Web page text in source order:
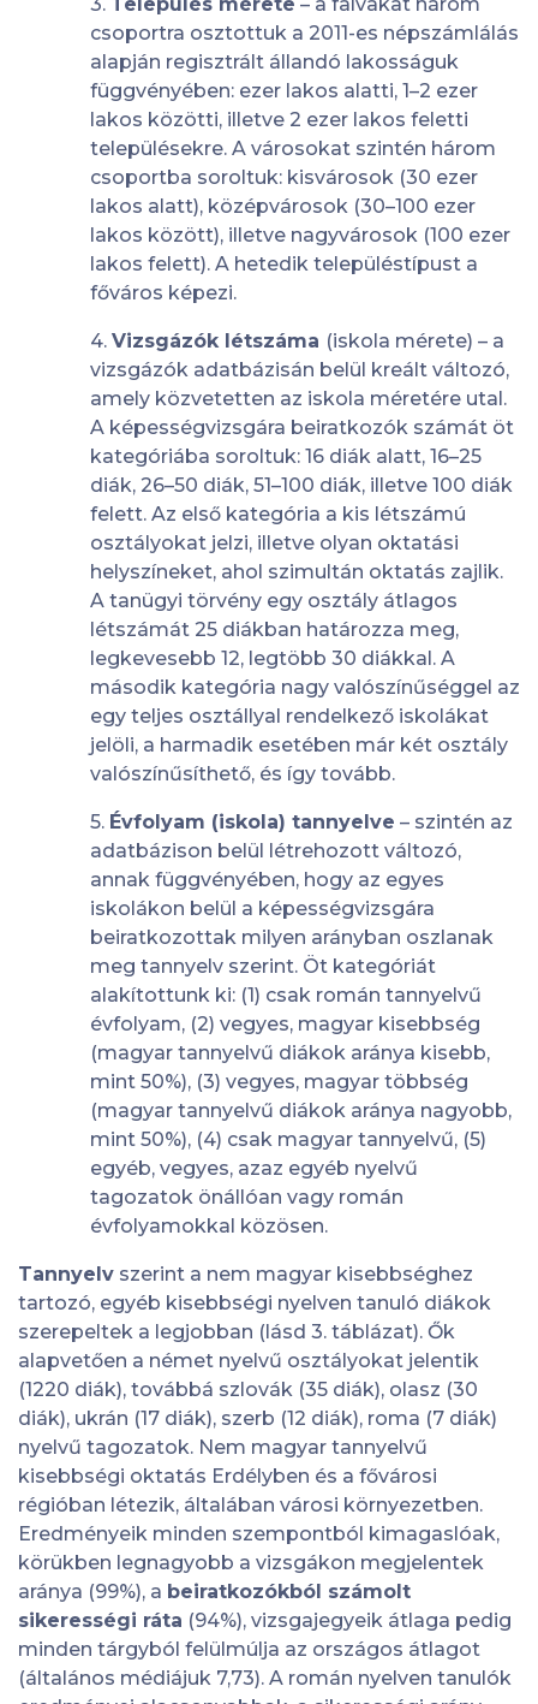
csoportra osztottuk a 2011-es népszámlálás
alapján regisztrált állandó lakosságuk
függvényében: ezer lakos alatti, 1–2 ezer
lakos közötti, illetve 2 ezer lakos feletti
településekre. A városokat szintén három
csoportba soroltuk: kisvárosok (30 ezer
lakos alatt), középvárosok (30–100 ezer
lakos között), illetve nagyvárosok (100 ezer
lakos felett). A hetedik településtípust a
főváros képezi.
4. Vizsgázók létszáma (iskola mérete) – a
vizsgázók adatbázisán belül kreált változó,
amely közvetetten az iskola méretére utal.
A képességvizsgára beiratkozók számát öt
kategóriába soroltuk: 16 diák alatt, 16–25
diák, 26–50 diák, 51–100 diák, illetve 100 diák
felett. Az első kategória a kis létszámú
osztályokat jelzi, illetve olyan oktatási
helyszíneket, ahol szimultán oktatás zajlik.
A tanügyi törvény egy osztály átlagos
létszámát 25 diákban határozza meg,
legkevesebb 12, legtöbb 30 diákkal. A
második kategória nagy valószínűséggel az
egy teljes osztállyal rendelkező iskolákat
jelöli, a harmadik esetében már két osztály
valószínűsíthető, és így tovább.
5. Évfolyam (iskola) tannyelve – szintén az
adatbázison belül létrehozott változó,
annak függvényében, hogy az egyes
iskolákon belül a képességvizsgára
beiratkozottak milyen arányban oszlanak
meg tannyelv szerint. Öt kategóriát
alakítottunk ki: (1) csak román tannyelvű
évfolyam, (2) vegyes, magyar kisebbség
(magyar tannyelvű diákok aránya kisebb,
mint 50%), (3) vegyes, magyar többség
(magyar tannyelvű diákok aránya nagyobb,
mint 50%), (4) csak magyar tannyelvű, (5)
egyéb, vegyes, azaz egyéb nyelvű
tagozatok önállóan vagy román
évfolyamokkal közösen.
Tannyelv szerint a nem magyar kisebbséghez
tartozó, egyéb kisebbségi nyelven tanuló diákok
szerepeltek a legjobban (lásd 3. táblázat). Ők
alapvetően a német nyelvű osztályokat jelentik
(1220 diák), továbbá szlovák (35 diák), olasz (30
diák), ukrán (17 diák), szerb (12 diák), roma (7 diák)
nyelvű tagozatok. Nem magyar tannyelvű
kisebbségi oktatás Erdélyben és a fővárosi
régióban létezik, általában városi környezetben.
Eredményeik minden szempontból kimagaslóak,
körükben legnagyobb a vizsgákon megjelentek
aránya (99%), a beiratkozókból számolt
sikerességi ráta (94%), vizsgajegyeik átlaga pedig
minden tárgyból felülmúlja az országos átlagot
(általános médiájuk 7,73). A román nyelven tanulók